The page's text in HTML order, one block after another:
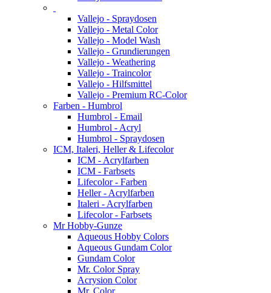
Vallejo - Spraydosen
Vallejo - Metal Color
Vallejo - Model Wash
Vallejo - Grundierungen
Vallejo - Weathering
Vallejo - Traincolor
Vallejo - Hilfsmittel
Vallejo - Premium RC-Color
Farben - Humbrol
Humbrol - Email
Humbrol - Acryl
Humbrol - Spraydosen
ICM, Italeri, Heller & Lifecolor
ICM - Acrylfarben
ICM - Farbsets
Lifecolor - Farben
Heller - Acrylfarben
Italeri - Acrylfarben
Lifecolor - Farbsets
Mr Hobby-Gunze
Aqueous Hobby Colors
Aqueous Gundam Color
Gundam Color
Mr. Color Spray
Acrysion Color
Mr. Color